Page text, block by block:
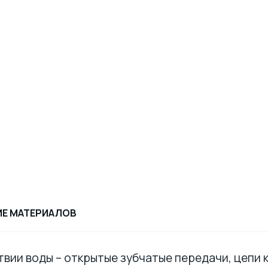
МАТЕРИАЛОВ
воды – открытые зубчатые передачи, цепи